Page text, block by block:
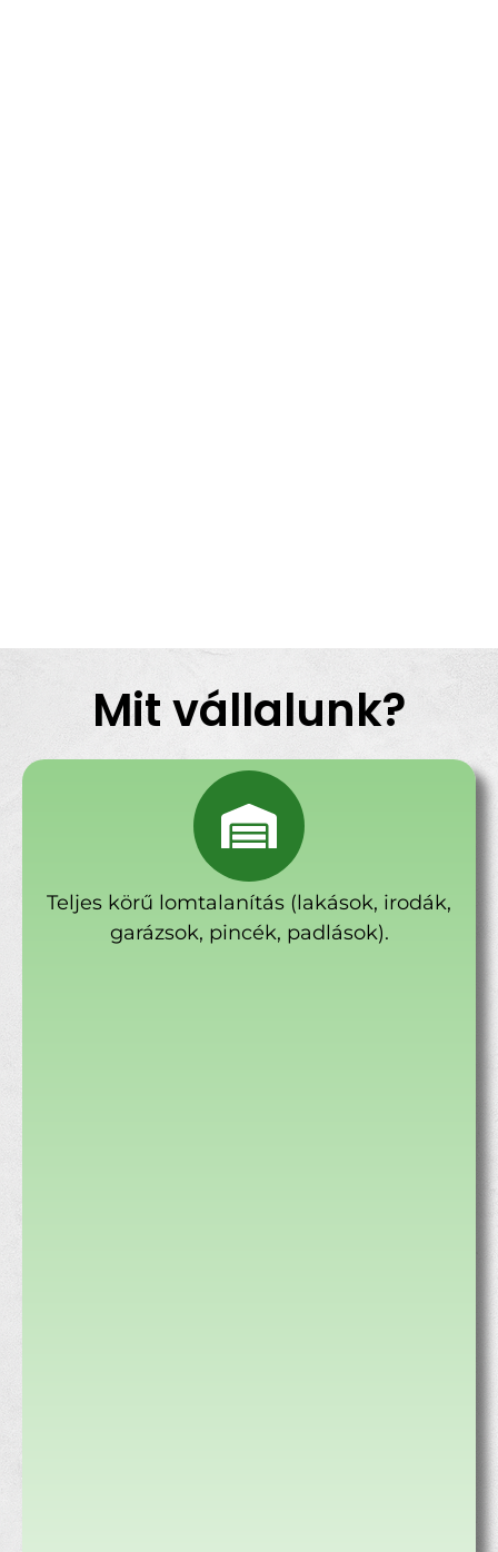
Mit vállalunk?
Teljes körű lomtalanítás (lakások, irodák,
garázsok, pincék, padlások).